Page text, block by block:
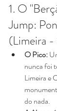
1. O
Jump:
(Limeira -
O Pico:
nunca foi
Limeira e
do nada.